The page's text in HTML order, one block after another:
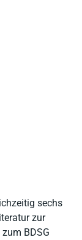
sechs
zur
BDSG